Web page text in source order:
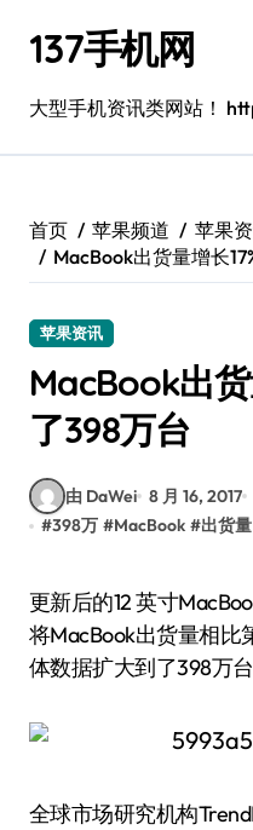
137手机网
大型手机资讯类网站！
首页 苹果频道 苹果
MacBook出货量增长
苹果资讯
MacBook出
了398万台
由 DaWei 8 月 16, 2017
#398万 #MacBook #出货量
更新后的12 英寸MacBook 是增长背后的主要推手，
将MacBook出货量相比
体数据扩大到了398万台
全球市场研究机构